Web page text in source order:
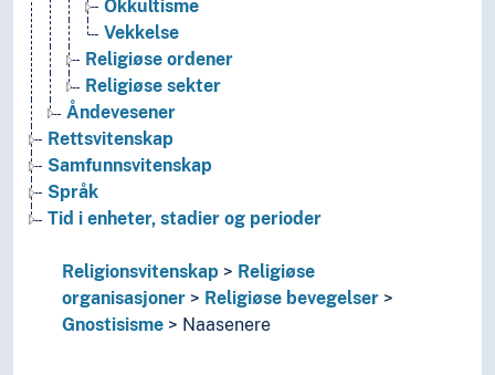
Okkultisme
Vekkelse
Religiøse ordener
Religiøse sekter
Åndevesener
Rettsvitenskap
Samfunnsvitenskap
Språk
Tid i enheter, stadier og perioder
Religionsvitenskap
Religiøse
organisasjoner
Religiøse bevegelser
Gnostisisme
Naasenere